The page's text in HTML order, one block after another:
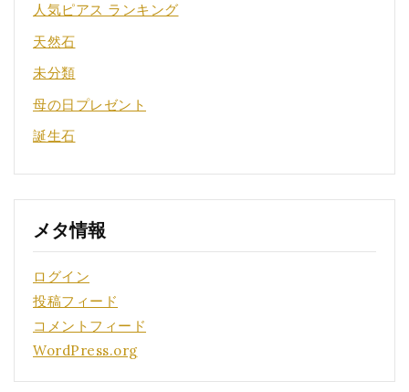
人気ピアス ランキング
天然石
未分類
母の日プレゼント
誕生石
メタ情報
ログイン
投稿フィード
コメントフィード
WordPress.org